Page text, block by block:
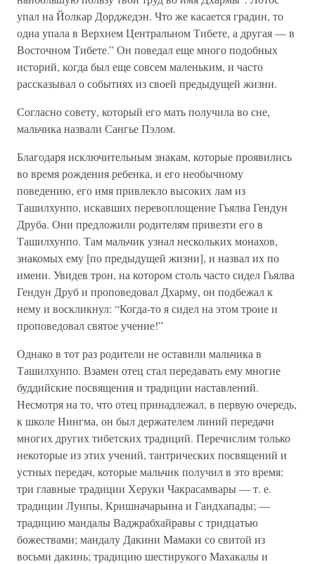
упал на Йолкар Дорджедэн. Что же касается градин, то
одна упала в Верхнем Центральном Тибете, а другая — в
Восточном Тибете.” Он поведал еще много подобных
историй, когда был еще совсем маленьким, и часто
рассказывал о событиях из своей предыдущей жизни.
Согласно совету, который его мать получила во сне,
мальчика назвали Сангье Пэлом.
Благодаря исключительным знакам, которые проявились
во время рождения ребенка, и его необычному
поведению, его имя привлекло высоких лам из
Ташилхунпо, искавших перевоплощение Гьялва Гендун
Друба. Они предложили родителям привезти его в
Ташилхунпо. Там мальчик узнал нескольких монахов,
знакомых ему [по предыдущей жизни], и назвал их по
имени. Увидев трон, на котором столь часто сидел Гьялва
Гендун Друб и проповедовал Дхарму, он подбежал к
нему и воскликнул: “Когда-то я сидел на этом троне и
проповедовал святое учение!”
Однако в тот раз родители не оставили мальчика в
Ташилхунпо. Взамен отец стал передавать ему многие
буддийские посвящения и традиции наставлений.
Несмотря на то, что отец принадлежал, в первую очередь,
к школе Нингма, он был держателем линий передачи
многих других тибетских традиций. Перечислим только
некоторые из этих учений, тантрических посвящений и
устных передач, которые мальчик получил в это время:
три главные традиции Херуки Чакрасамвары — т. е.
традиции Луипы, Кришначарьина и Гандхапады; —
традицию мандалы Ваджрабхайравы с тридцатью
божествами; мандалу Дакини Мамаки со свитой из
восьми дакинь; традицию шестирукого Махакалы и